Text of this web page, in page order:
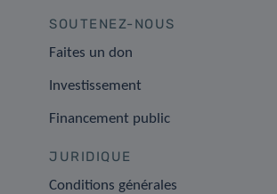
SOUTENEZ-NOUS
Faites un don
Investissement
Financement public
JURIDIQUE
Conditions générales